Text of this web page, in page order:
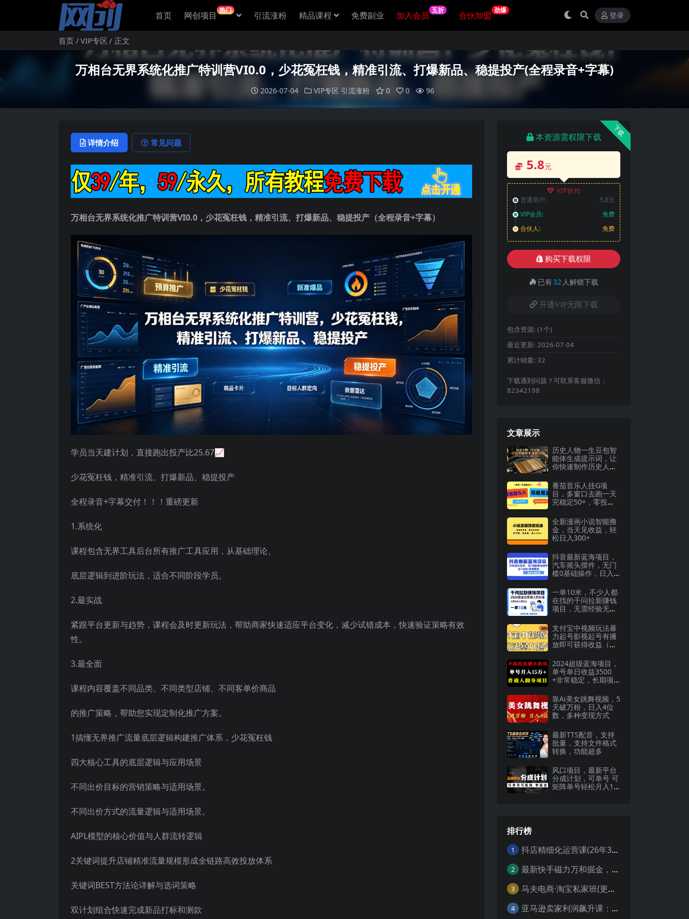
首页 网创项目 热门 引流涨粉 精品课程 免费副业 加入会员 五折 合伙加盟 劲爆
登录
首页 VIP专区 正文
万相台无界系统化推广特训营VI0.0，少花冤枉钱，精准引流、打爆新品、稳提投产(全程录音+字幕)
2026-07-04 VIP专区 引流涨粉 0 0 96
详情介绍 常见问题
万相台无界系统化推广特训营VI0.0，少花冤枉钱，精准引流、打爆新品、稳提投产（全程录音+字幕）
学员当天建计划，直接跑出投产比25.67📈
少花冤枉钱，精准引流、打爆新品、稳提投产
全程录音+字幕交付！！！重磅更新
1.系统化
课程包含无界工具后台所有推广工具应用，从基础理论、
底层逻辑到进阶玩法，适合不同阶段学员。
2.最实战
紧跟平台更新与趋势，课程会及时更新玩法，帮助商家快速适应平台变化，减少试错成本，快速验证策略有效
性。
3.最全面
课程内容覆盖不同品类、不同类型店铺、不同客单价商品
的推广策略，帮助您实现定制化推广方案。
1搞懂无界推广流量底层逻辑构建推广体系，少花冤枉钱
四大核心工具的底层逻辑与应用场景
不同出价目标的营销策略与适用场景。
不同出价方式的流量逻辑与适用场景。
AIPL模型的核心价值与人群流转逻辑
2关键词提升店铺精准流量规模形成全链路高效投放体系
关键词BEST方法论详解与选词策略
双计划组合快速完成新品打标和测款
下载
本资源需权限下载
5.8元
VIP折扣
普通用户:
5.8元
VIP会员:
免费
合伙人:
免费
购买下载权限
已有32 人解锁下载
开通VIP无限下载
包含资源: (1个)
最近更新: 2026-07-04
累计销量: 32
下载遇到问题？可联系客服微信：
82342198
文章展示
历史人物一生豆包智
能体生成提示词，让
你快速制作历史人物
上手
番茄音乐人挂G项
目，多窗口去跑一天
完稳定50+，零投
秘】
全新漫画小说智能撸
金，当天见收益，轻
松日入300+
抖音最新蓝海项目，
汽车摇头摆件，无门
槛0基础操作，日入5
一单10米，不少人都
在找的千问拉新賺钱
项目，无需经验无需
通人副业(更新6月11
日)
支付宝中视频玩法暴
力起号影视起号有播
放即可获得收益（带
2024超级蓝海项目，
单号单日收益3500
+非常稳定，长期项
靠Ai美女跳舞视频，5
天破万粉，日入4位
数，多种变现方式
最新TTS配音，支持
批量，支持文件格式
转换，功能超多
风口项目，最新平台
分成计划，可单号 可
矩阵单号轻松月入10
排行榜
1 抖店精细化运营课(26年3月更新
2 最新快手磁力万和掘金，自动搬砖，轻松日入100-200，操作简单
3 马夫电商·淘宝私家班(更新3月)
4 亚马逊卖家利润飙升课：从品类成功公式到海王打法，让每个SKU都成爆款一路飙升(更新26年3月